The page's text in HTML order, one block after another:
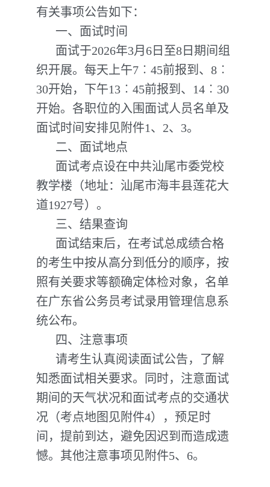
有关事项公告如下：
一、面试时间
面试于2026年3月6日至8日期间组
织开展。每天上午7︰45前报到、8︰
30开始，下午13︰45前报到、14︰30
开始。各职位的入围面试人员名单及
面试时间安排见附件1、2、3。
二、面试地点
面试考点设在中共汕尾市委党校
教学楼（地址：汕尾市海丰县莲花大
道1927号）。
三、结果查询
面试结束后，在考试总成绩合格
的考生中按从高分到低分的顺序，按
照有关要求等额确定体检对象，名单
在广东省公务员考试录用管理信息系
统公布。
四、注意事项
请考生认真阅读面试公告，了解
知悉面试相关要求。同时，注意面试
期间的天气状况和面试考点的交通状
况（考点地图见附件4），预足时
间，提前到达，避免因迟到而造成遗
憾。其他注意事项见附件5、6。